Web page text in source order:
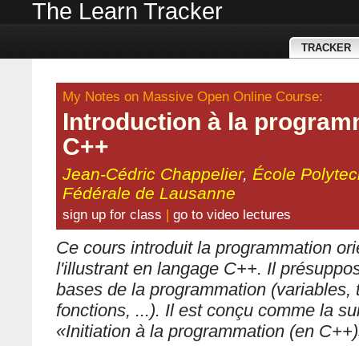
The Learn Tracker
TRACKER
My Notes on Massive Open Online Course:
Introduction à la
C++
Jean-Cédric Chappelier, École
Fédérale de Lausanne
sign up for class | go to video lectures
Ce cours introduit la programmation
l'illustrant en langage C++. Il
bases de la programmation (variables,
fonctions, ...). Il est conçu comme la
«Initiation à la programmation (en